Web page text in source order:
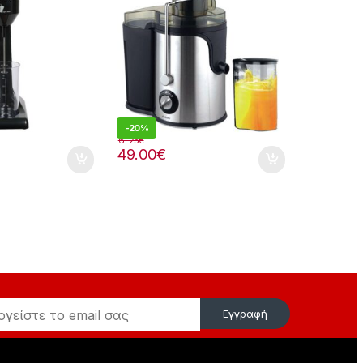
-20%
49.00€
61.25€
Εγγραφή